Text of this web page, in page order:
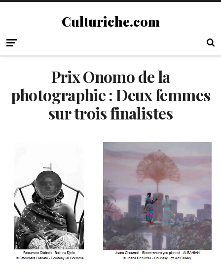
Culturiche.com
Prix Onomo de la
photographie : Deux femmes
sur trois finalistes